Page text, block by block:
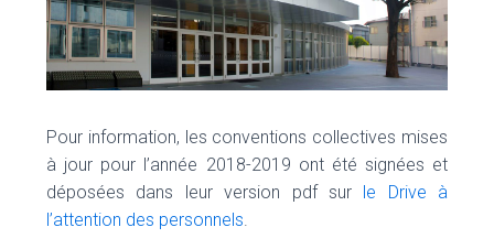
Pour information, les conventions collectives mises
à jour pour l’année 2018-2019 ont été signées et
déposées dans leur version pdf sur le Drive à
l’attention des personnels